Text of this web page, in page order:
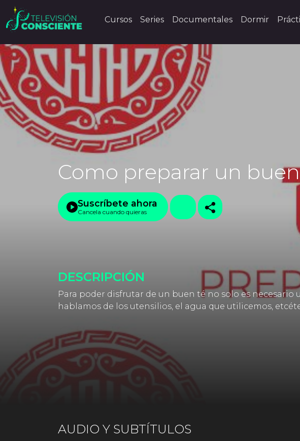
Cursos Series Documentales Dormir
Como preparar un
Suscríbete ahora
Cancela cuando quieras
DESCRIPCIÓN
Para poder disfrutar de un buen té no solo es
hablamos de los utensilios, el agua que utilicemos,
AUDIO Y SUBTÍTULOS